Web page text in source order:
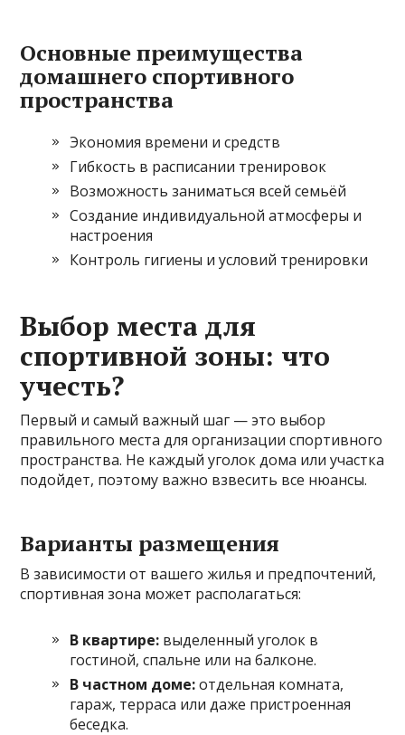
Основные преимущества
домашнего спортивного
пространства
Экономия времени и средств
Гибкость в расписании тренировок
Возможность заниматься всей семьёй
Создание индивидуальной атмосферы и
настроения
Контроль гигиены и условий тренировки
Выбор места для
спортивной зоны: что
учесть?
Первый и самый важный шаг — это выбор
правильного места для организации спортивного
пространства. Не каждый уголок дома или участка
подойдет, поэтому важно взвесить все нюансы.
Варианты размещения
В зависимости от вашего жилья и предпочтений,
спортивная зона может располагаться:
В квартире: выделенный уголок в
гостиной, спальне или на балконе.
В частном доме:отдельная комната,
гараж, терраса или даже пристроенная
беседка.